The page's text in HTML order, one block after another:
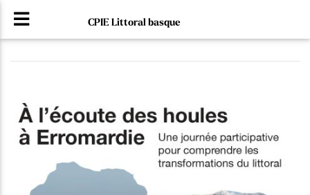
CPIE Littoral basque